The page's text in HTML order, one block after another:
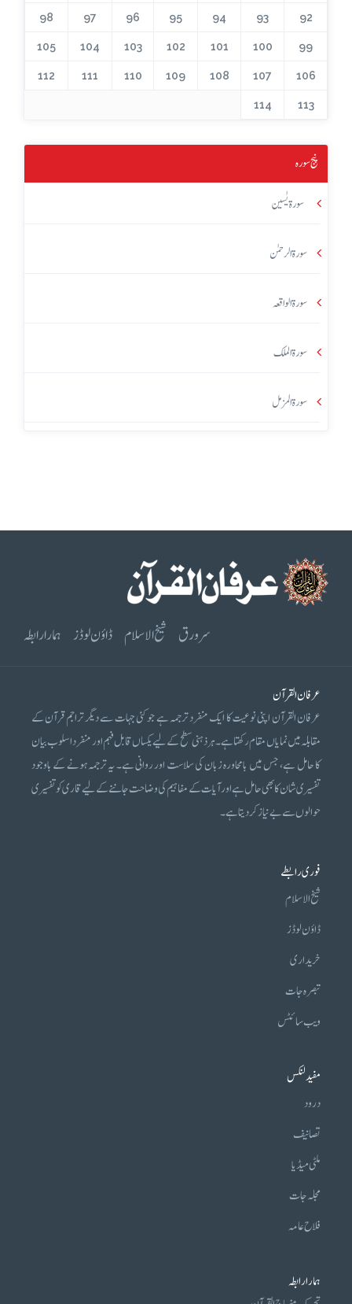
92
93
94
95
96
97
98
99
100
101
102
103
104
105
106
107
108
109
110
111
112
113
114
پنج سورہ
سورۃ یٰسین
سورۃ الرحمٰن
سورۃ الواقعہ
سورۃ الملک
سورۃ المزمل
سرورق شیخ الاسلام ڈاؤن لوڈز ہمارا رابطہ
عرفان القرآن
عرفان القرآن اپنی نوعیت کا ایک منفرد ترجمہ ہے جو کئی جہات سے دیگر تراجم قرآن کے
مقابلہ میں نمایاں مقام رکھتا ہے۔ ہر ذہنی سطح کے لیے یکساں قابل فہم اور منفرد اسلوب بیان
کا حامل ہے، جس میں بامحاورہ زبان کی سلاست اور روانی ہے۔ یہ ترجمہ ہونے کے باوجود
تفسیری شان کا بھی حامل ہے اور آیات کے مفاہیم کی وضاحت جاننے کے لیے قاری کو تفسیری
حوالوں سے بے نیاز کر دیتا ہے۔
فوری رابطے
شیخ الاسلام
ڈاؤن لوڈز
خریداری
تبصرہ جات
ویب سائٹس
مفید لنکس
درود
تصانیف
ملٹی میڈیا
مجلہ جات
فلاح عامہ
ہمارا رابطہ